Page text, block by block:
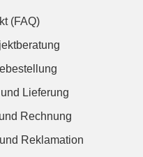
(FAQ)
Lieferung
Rechnung
Reklamation